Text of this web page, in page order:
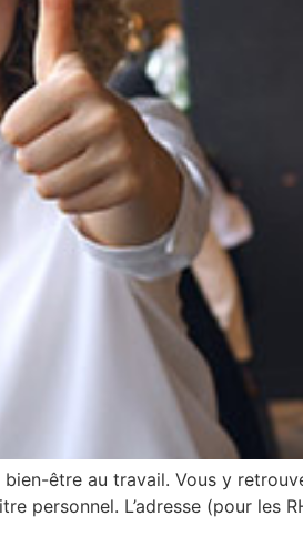
être au travail. Vous y
personnel. L’adresse (pour les